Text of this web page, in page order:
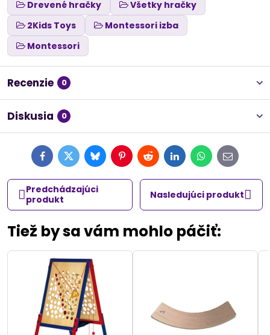
Drevené hračky
Všetky hračky
2Kids Toys
Montessori izba
Montessori
Recenzie 0
Diskusia 0
FacebookTwitterBlueskyPinterestRedditLinkedInWhatsApp
E-
mail
Predchádzajúci
produkt
Nasledujúci produkt
Tiež by sa vám mohlo páčiť: